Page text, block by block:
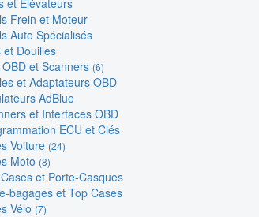
Frein et Moteur
Auto Spécialisés
et Douilles
et Scanners (6)
et Adaptateurs OBD
AdBlue
et Interfaces OBD
ECU et Clés
Voiture (24)
Moto (8)
et Porte-Casques
bagages et Top Cases
Vélo (7)